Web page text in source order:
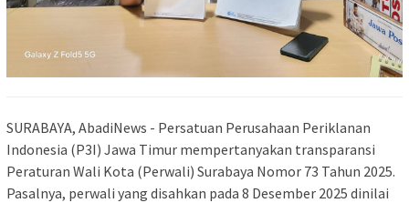
SURABAYA, AbadiNews - Persatuan Perusahaan Periklanan
Indonesia (P3I) Jawa Timur mempertanyakan transparansi
Peraturan Wali Kota (Perwali) Surabaya Nomor 73 Tahun 2025.
Pasalnya, perwali yang disahkan pada 8 Desember 2025 dinilai